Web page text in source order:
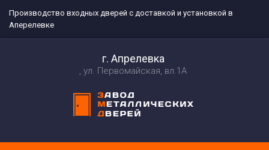
Производство входных дверей с доставкой и установкой в
Аперелевке
г. Апрелевка
ул. Первомайская, вл.1А